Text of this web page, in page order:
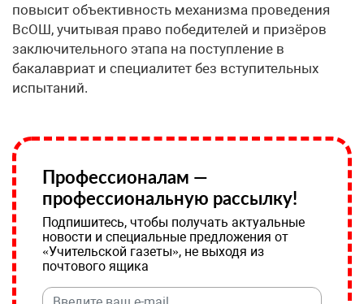
повысит объективность механизма проведения
ВсОШ, учитывая право победителей и призёров
заключительного этапа на поступление в
бакалавриат и специалитет без вступительных
испытаний.
Профессионалам —
профессиональную рассылку!
Подпишитесь, чтобы получать актуальные
новости и специальные предложения от
«Учительской газеты», не выходя из
почтового ящика